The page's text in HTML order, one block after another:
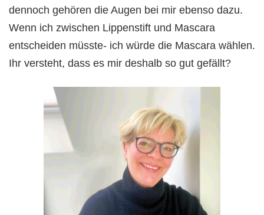
dennoch gehören die Augen bei mir ebenso dazu.
Wenn ich zwischen Lippenstift und Mascara
entscheiden müsste- ich würde die Mascara wählen.
Ihr versteht, dass es mir deshalb so gut gefällt?